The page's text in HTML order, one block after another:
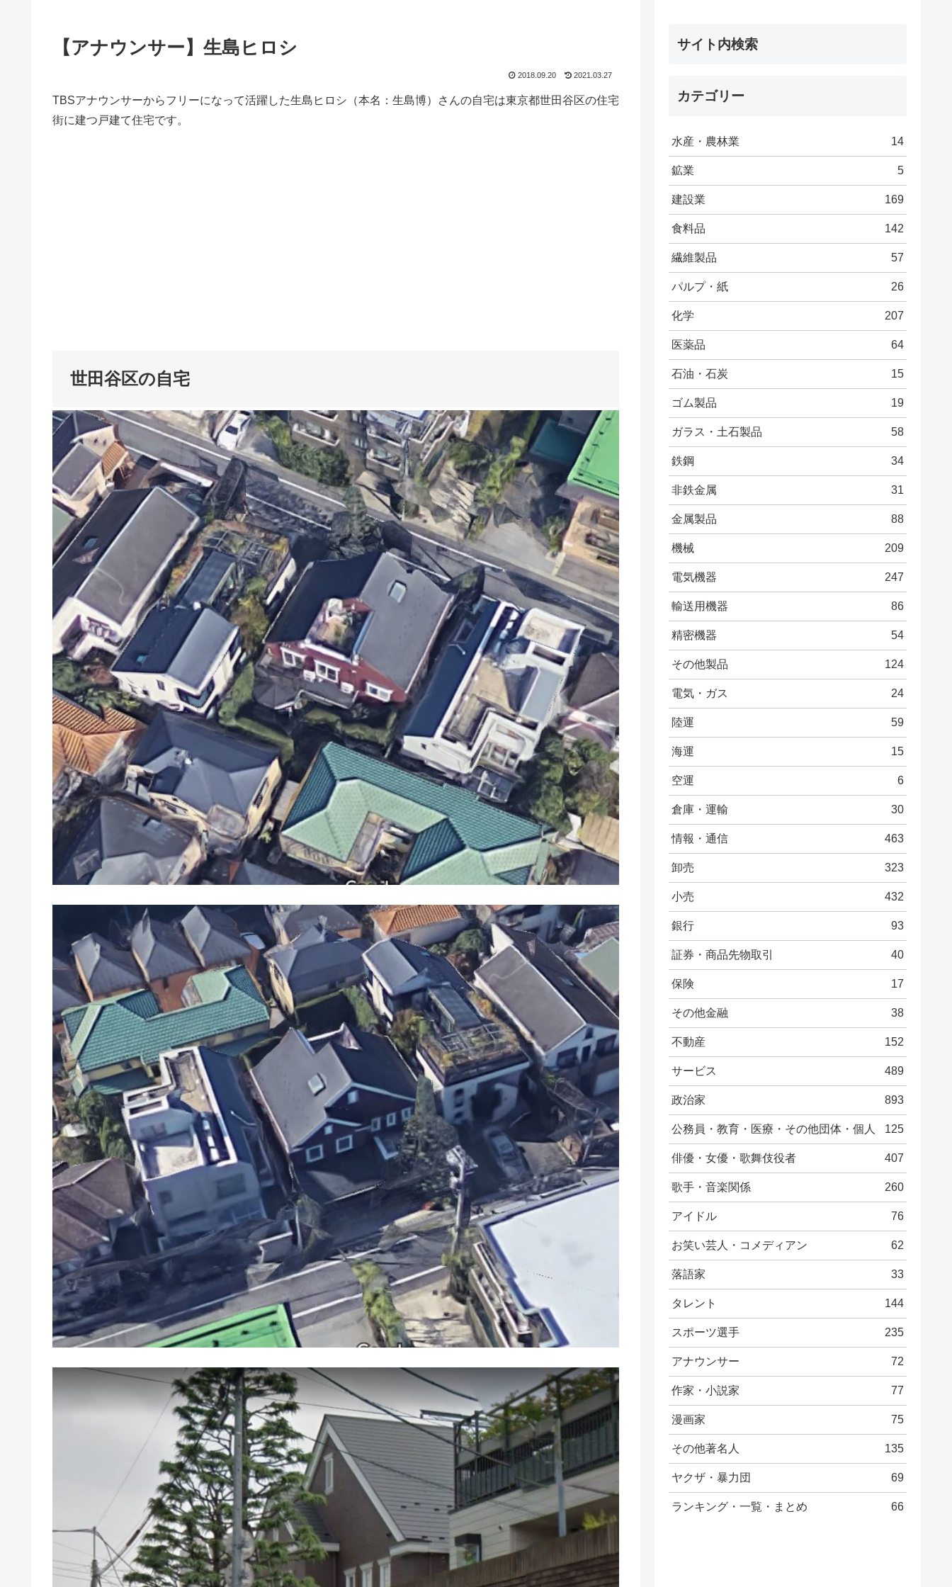
【アナウンサー】生島ヒロシ
2018.09.20 2021.03.27
TBSアナウンサーからフリーになって活躍した生島ヒロシ（本名：生島博）さんの自宅は東京都世田谷区の住宅
街に建つ戸建て住宅です。
世田谷区の自宅
サイト内検索
カテゴリー
水産・農林業 14
鉱業 5
建設業 169
食料品 142
繊維製品 57
パルプ・紙 26
化学 207
医薬品 64
石油・石炭 15
ゴム製品 19
ガラス・土石製品 58
鉄鋼 34
非鉄金属 31
金属製品 88
機械 209
電気機器 247
輸送用機器 86
精密機器 54
その他製品 124
電気・ガス 24
陸運 59
海運 15
空運 6
倉庫・運輸 30
情報・通信 463
卸売 323
小売 432
銀行 93
証券・商品先物取引 40
保険 17
その他金融 38
不動産 152
サービス 489
政治家 893
公務員・教育・医療・その他団体・個人 125
俳優・女優・歌舞伎役者 407
歌手・音楽関係 260
アイドル 76
お笑い芸人・コメディアン 62
落語家 33
タレント 144
スポーツ選手 235
アナウンサー 72
作家・小説家 77
漫画家 75
その他著名人 135
ヤクザ・暴力団 69
ランキング・一覧・まとめ 66